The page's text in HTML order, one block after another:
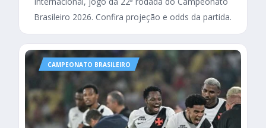
Brasileiro 2026. Confira projeção e odds da partida.
CAMPEONATO BRASILEIRO